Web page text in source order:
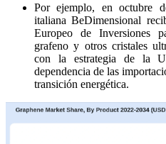
Por ejemplo, en octubre
italiana BeDimensional
Europeo de Inversiones
grafeno y otros cristales
con la estrategia de la
dependencia de las
transición energética.